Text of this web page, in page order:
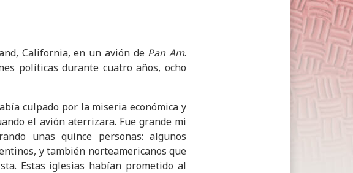
California, en un avión de Pan Am.
políticas durante cuatro años, ocho
culpado por la miseria económica y
el avión aterrizara. Fue grande mi
unas quince personas: algunos
y también norteamericanos que
Estas iglesias habían prometido al